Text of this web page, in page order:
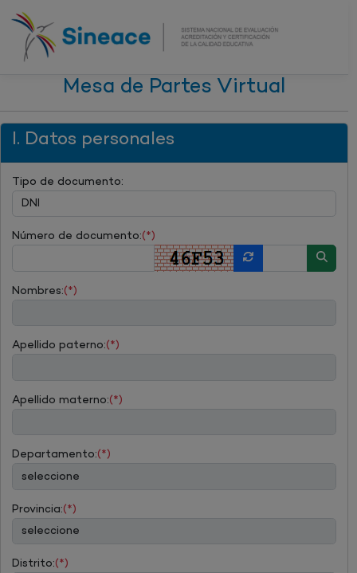
Mesa de Partes Virtual
I. Datos personales
Tipo de documento:
Número de documento:(*)
Nombres:(*)
Apellido paterno:(*)
Apellido materno:(*)
Departamento:(*)
Provincia:(*)
Distrito:(*)